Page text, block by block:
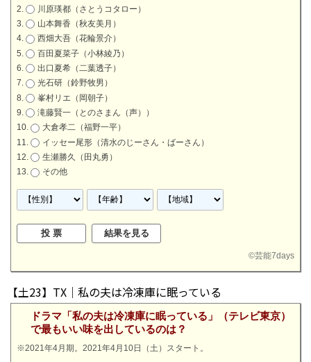
川原瑛都（さとうコタロー）
山本舞香（秋友美月）
西畑大吾（花輪景介）
百田夏菜子（小林綾乃）
出口夏希（二葉透子）
光石研（鈴野牧男）
峯村リエ（岡朝子）
滝藤賢一（とのさまん（声））
大倉孝二（福野一平）
イッセー尾形（清水のじーさん・ばーさん）
生瀬勝久（田丸勇）
その他
©芸能7days
【土23】TX｜私の夫は冷凍庫に眠っている
ドラマ「私の夫は冷凍庫に眠っている」（テレビ東京）
で最もいい味を出しているのは？
※2021年4月期。2021年4月10日（土）スタート。